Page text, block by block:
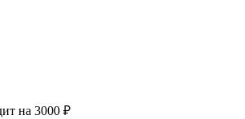
на 3000 ₽